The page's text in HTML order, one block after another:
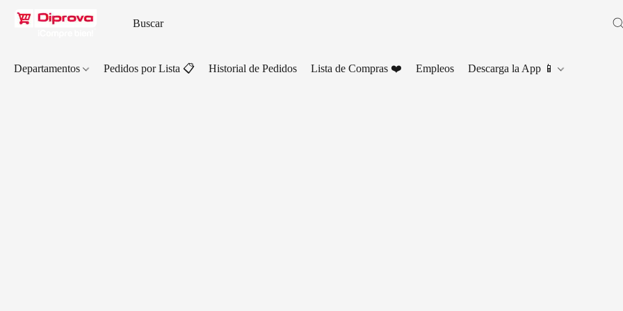
Departamentos Pedidos por Lista 📋 Historial de Pedidos Lista de Compras ❤️ Empleos Descarga la App 📱